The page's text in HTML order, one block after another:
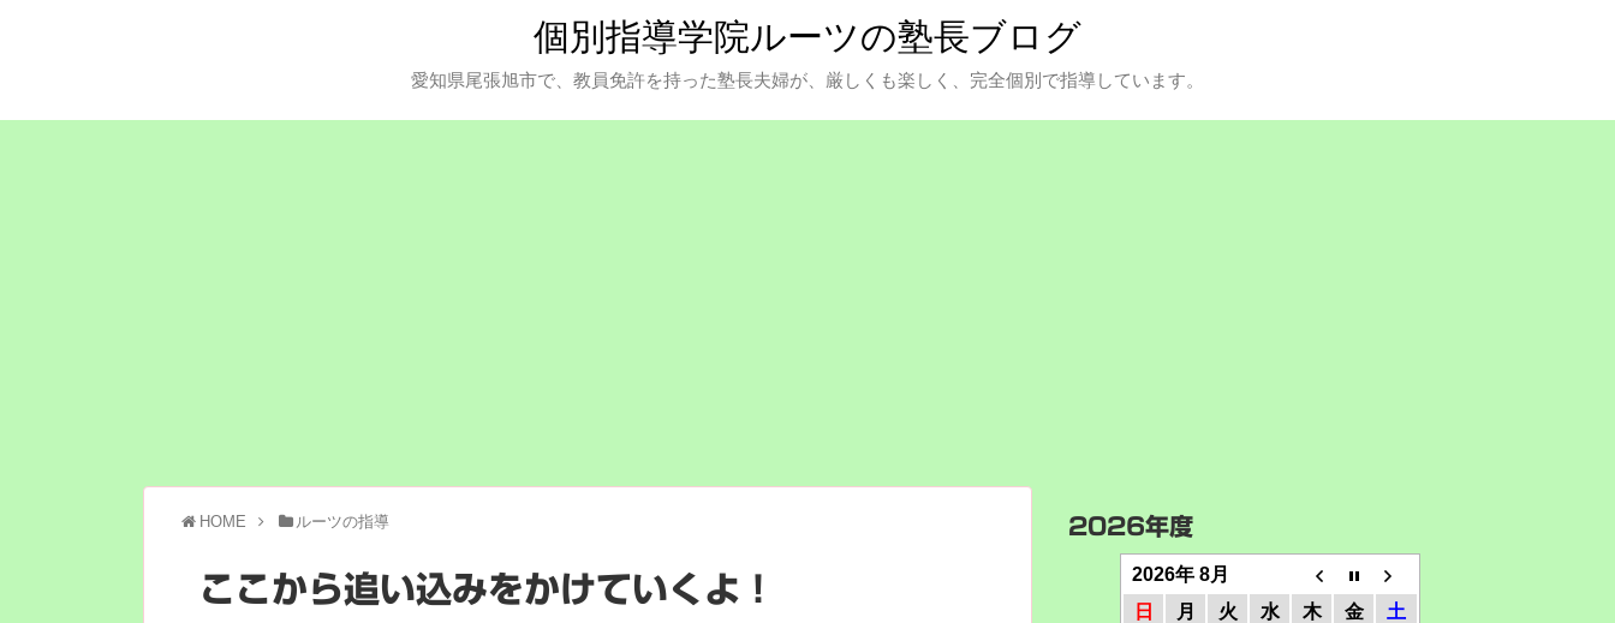
個別指導学院ルーツの塾長ブログ
愛知県尾張旭市で、教員免許を持った塾長夫婦が、厳しくも楽しく、完全個別で指導しています。
HOME ルーツの指導
ここから追い込みをかけていくよ！
2026年度
2026年 8月
日
月 火 水 木 金
土